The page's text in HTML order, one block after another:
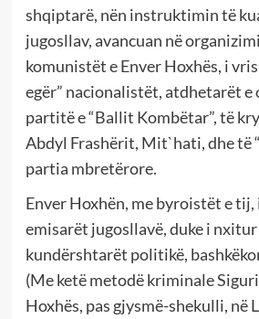
shqiptarë, nën instruktimin të
jugosllav, avancuan në
komunistët e Enver Hoxhës, i
egër” nacionalistët, atdhetarët e
partitë e “Ballit Kombëtar”, të
Abdyl Frashërit, Mit`hati, dhe të
partia mbretërore.
Enver Hoxhën, me byroistët e
emisarët jugosllavë, duke i
kundërshtarët politikë,
(Me ketë metodë kriminale
Hoxhës, pas gjysmë-shekulli, në